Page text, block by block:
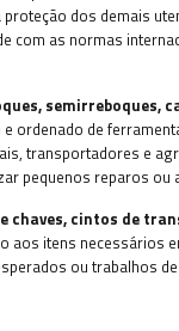
dos demais
com as normas
semirreboques,
ordenado de
transportadores e
pequenos reparos ou
cintos de
aos itens necessários
ou trabalhos